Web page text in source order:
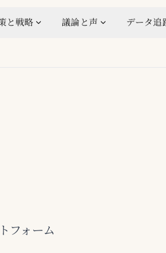
と戦略 議論と声 データ追
フォーム